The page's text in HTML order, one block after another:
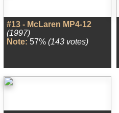
#13 - McLaren MP4-12
(1997)
Note: 57% (143 votes)